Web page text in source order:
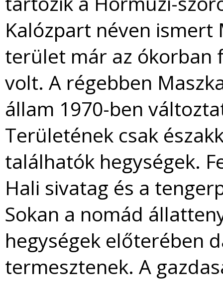
Kalózpart néven
terület már az ókorban
volt. A régebben
állam 1970-ben
Területének csak
találhatók hegységek.
Hali sivatag és a
Sokan a nomád
hegységek előterében
termesztenek. A